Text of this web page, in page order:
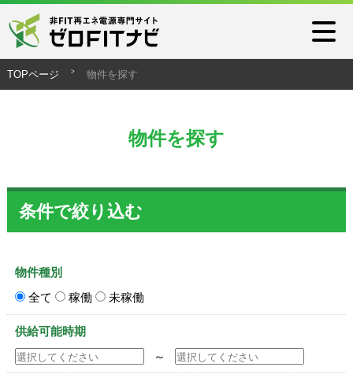
TOPページ 物件を探す
物件を探す
条件で絞り込む
物件種別
全て
稼働 未稼働
供給可能時期
～